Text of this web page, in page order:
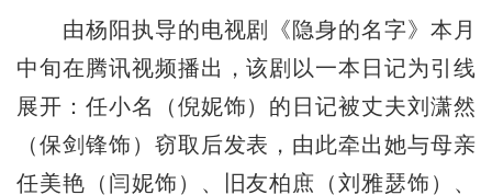
由杨阳执导的电视剧《隐身的名字》本月
中旬在腾讯视频播出，该剧以一本日记为引线
展开：任小名（倪妮饰）的日记被丈夫刘潇然
（保剑锋饰）窃取后发表，由此牵出她与母亲
任美艳（闫妮饰）、旧友柏庶（刘雅瑟饰）、